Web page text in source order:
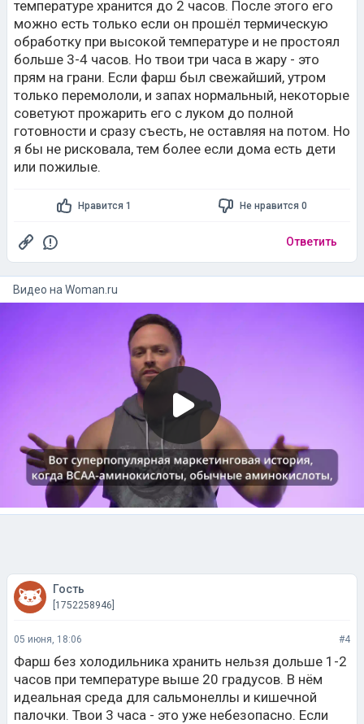
температуре хранится до 2 часов. После этого его
можно есть только если он прошёл термическую
обработку при высокой температуре и не простоял
больше 3-4 часов. Но твои три часа в жару - это
прям на грани. Если фарш был свежайший, утром
только перемололи, и запах нормальный, некоторые
советуют прожарить его с луком до полной
готовности и сразу съесть, не оставляя на потом. Но
я бы не рисковала, тем более если дома есть дети
или пожилые.
Нравится 1 Не нравится 0
Ответить
Видео на woman.ru
Гость
[1752258946]
05 июня, 18:06 #4
Фарш без холодильника хранить нельзя дольше 1-2
часов при температуре выше 20 градусов. В нём
идеальная среда для сальмонеллы и кишечной
палочки. Твои 3 часа - это уже небезопасно. Если